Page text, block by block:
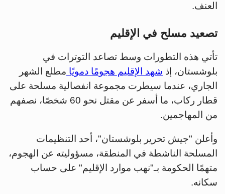
العنف.
تصعيد مسلح في الإقليم
تأتي هذه التطورات وسط تصاعد التوترات في
بلوشستان، إذ شهد الإقليم هجومًا دمويًا مطلع الشهر
الجاري، عندما سيطرت مجموعة انفصالية مسلحة على
قطار ركاب، ما أسفر عن مقتل نحو 60 شخصًا، نصفهم
من المهاجمين.
وأعلن "جيش تحرير بلوشستان"، أحد التنظيمات
المسلحة الناشطة في المنطقة، مسؤوليته عن الهجوم،
متهمًا الحكومة بـ"نهب موارد الإقليم" على حساب
سكانه.